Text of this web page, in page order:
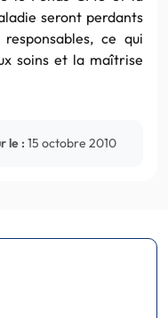
seront perdants
ce qui
soins et la maîtrise
le : 15 octobre 2010